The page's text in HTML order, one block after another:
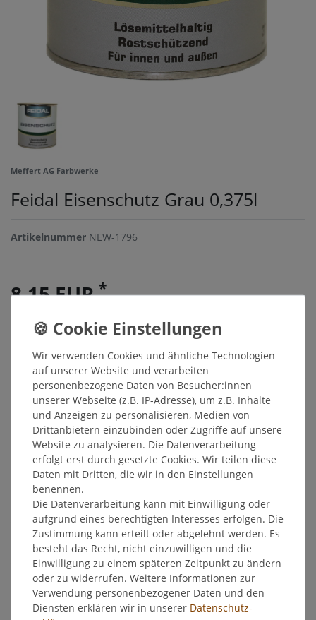
Meffert AG Farbwerke
Feidal Eisenschutz Grau 0,375l
Artikelnummer NEW-1796
8,15 EUR*
Inhalt0,375
Liter
Grundpreis8,15 € / Liter
Sofort versandfertig, Lieferzeit 48h
In den Warenkorb
Wunschliste
* inkl. ges. MwSt. zzgl. Versandkosten
Beschreibung
Weitere Details
Wir verwenden Cookies und ähnliche Technologien
auf unserer Website und verarbeiten
personenbezogene Daten von Besucher:innen
unserer Webseite (z.B. IP-Adresse), um z.B. Inhalte
und Anzeigen zu personalisieren, Medien von
Drittanbietern einzubinden oder Zugriffe auf unsere
Website zu analysieren. Die Datenverarbeitung
erfolgt erst durch gesetzte Cookies. Wir teilen diese
Daten mit Dritten, die wir in den Einstellungen
benennen.
Die Datenverarbeitung kann mit Einwilligung oder
aufgrund eines berechtigten Interesses erfolgen. Die
Zustimmung kann erteilt oder abgelehnt werden. Es
besteht das Recht, nicht einzuwilligen und die
Einwilligung zu einem späteren Zeitpunkt zu ändern
oder zu widerrufen. Weitere Informationen zur
Verwendung personenbezogener Daten und den
Diensten erklären wir in unserer Daten­schutz­